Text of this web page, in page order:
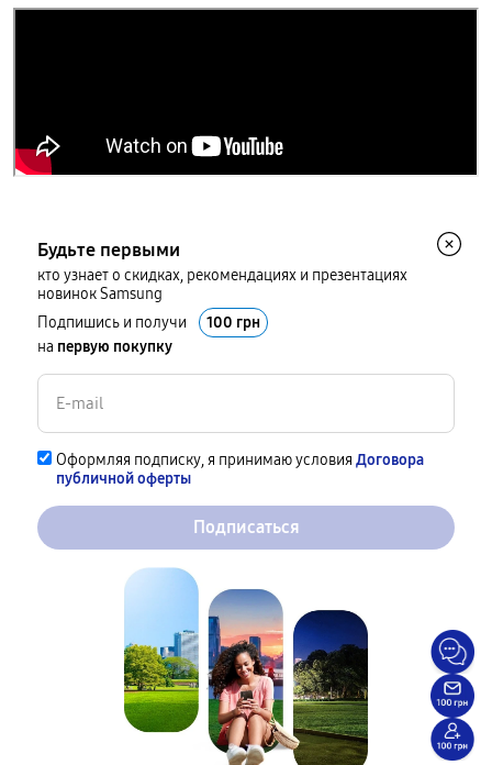
Будьте первыми
кто узнает о скидках, рекомендациях и презентациях
новинок Samsung
Подпишись и получи
100 грн
на первую покупку
Оформляя подписку, я принимаю условия Договора
публичной оферты
Подписаться